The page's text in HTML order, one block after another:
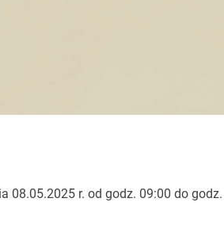
08.05.2025 r. od godz. 09:00 do